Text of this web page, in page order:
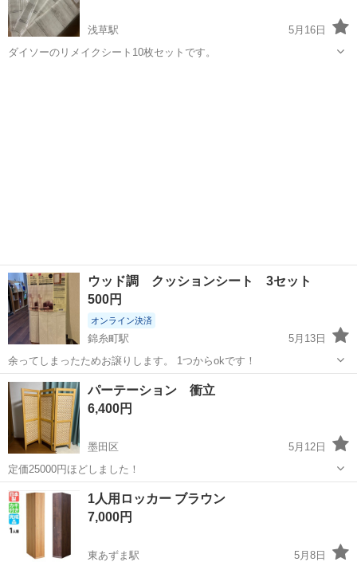
浅草駅
5月16日
ダイソーのリメイクシート10枚セットです。
ウッド調 クッションシート 3セット
500円
オンライン決済
錦糸町駅
5月13日
余ってしまったためお譲りします。 1つからokです！
東京 墨田区 その他
パーテーション 衝立
6,400円
墨田区
5月12日
定価25000円ほどしました！
東京 墨田区 その他
1人用ロッカー ブラウン
7,000円
東あずま駅
5月8日